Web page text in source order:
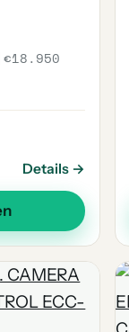
|€18.950
Details →